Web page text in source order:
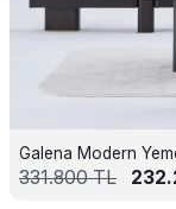
Galena Modern
331.800TL